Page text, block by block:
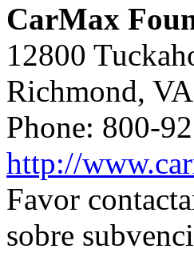
CarMax
12800
Richmond,
Phone: 800-
http://
Favor
sobre